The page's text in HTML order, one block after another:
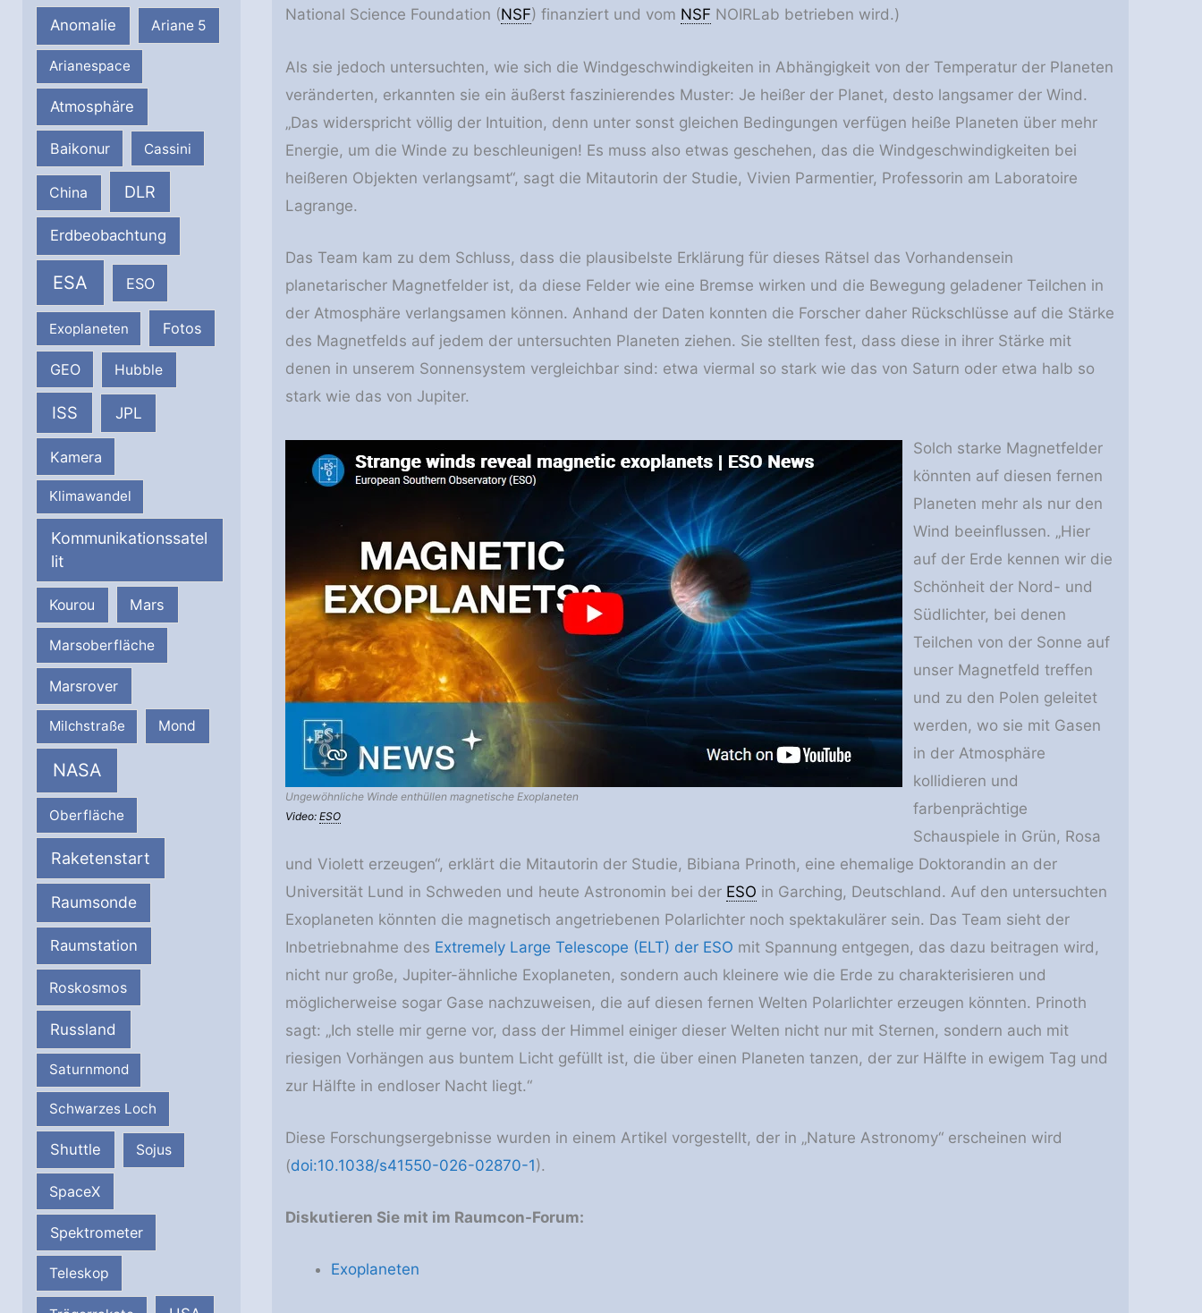
Anomalie Ariane 5
Arianespace
Atmosphäre
Baikonur Cassini
China DLR
Erdbeobachtung
ESA ESO
Exoplaneten Fotos
GEO Hubble
ISS JPL
Kamera
Klimawandel
Kommunikationssatel
lit
Kourou Mars
Marsoberfläche
Marsrover
Milchstraße Mond
NASA
Oberfläche
Raketenstart
Raumsonde
Raumstation
Roskosmos
Russland
Saturnmond
Schwarzes Loch
Shuttle Sojus
SpaceX
Spektrometer
Teleskop
National Science Foundation (NSF) finanziert und vom NSF NOIRLab betrieben wird.)
Als sie jedoch untersuchten, wie sich die Windgeschwindigkeiten in Abhängigkeit von der Temperatur der Planeten
veränderten, erkannten sie ein äußerst faszinierendes Muster: Je heißer der Planet, desto langsamer der Wind.
„Das widerspricht völlig der Intuition, denn unter sonst gleichen Bedingungen verfügen heiße Planeten über mehr
Energie, um die Winde zu beschleunigen! Es muss also etwas geschehen, das die Windgeschwindigkeiten bei
heißeren Objekten verlangsamt“, sagt die Mitautorin der Studie, Vivien Parmentier, Professorin am Laboratoire
Lagrange.
Das Team kam zu dem Schluss, dass die plausibelste Erklärung für dieses Rätsel das Vorhandensein
planetarischer Magnetfelder ist, da diese Felder wie eine Bremse wirken und die Bewegung geladener Teilchen in
der Atmosphäre verlangsamen können. Anhand der Daten konnten die Forscher daher Rückschlüsse auf die Stärke
des Magnetfelds auf jedem der untersuchten Planeten ziehen. Sie stellten fest, dass diese in ihrer Stärke mit
denen in unserem Sonnensystem vergleichbar sind: etwa viermal so stark wie das von Saturn oder etwa halb so
stark wie das von Jupiter.
Ungewöhnliche Winde enthüllen magnetische Exoplaneten
Video: ESO
Solch starke Magnetfelder
könnten auf diesen fernen
Planeten mehr als nur den
Wind beeinflussen. „Hier
auf der Erde kennen wir die
Schönheit der Nord- und
Südlichter, bei denen
Teilchen von der Sonne auf
unser Magnetfeld treffen
und zu den Polen geleitet
werden, wo sie mit Gasen
in der Atmosphäre
kollidieren und
farbenprächtige
Schauspiele in Grün, Rosa
und Violett erzeugen“, erklärt die Mitautorin der Studie, Bibiana Prinoth, eine ehemalige Doktorandin an der
Universität Lund in Schweden und heute Astronomin bei der ESO in Garching, Deutschland. Auf den untersuchten
Exoplaneten könnten die magnetisch angetriebenen Polarlichter noch spektakulärer sein. Das Team sieht der
Inbetriebnahme des Extremely Large Telescope (ELT) der ESO mit Spannung entgegen, das dazu beitragen wird,
nicht nur große, Jupiter-ähnliche Exoplaneten, sondern auch kleinere wie die Erde zu charakterisieren und
möglicherweise sogar Gase nachzuweisen, die auf diesen fernen Welten Polarlichter erzeugen könnten. Prinoth
sagt: „Ich stelle mir gerne vor, dass der Himmel einiger dieser Welten nicht nur mit Sternen, sondern auch mit
riesigen Vorhängen aus buntem Licht gefüllt ist, die über einen Planeten tanzen, der zur Hälfte in ewigem Tag und
zur Hälfte in endloser Nacht liegt.“
Diese Forschungsergebnisse wurden in einem Artikel vorgestellt, der in „Nature Astronomy“ erscheinen wird
(doi:10.1038/s41550-026-02870-1).
Diskutieren Sie mit im Raumcon-Forum:
Exoplaneten